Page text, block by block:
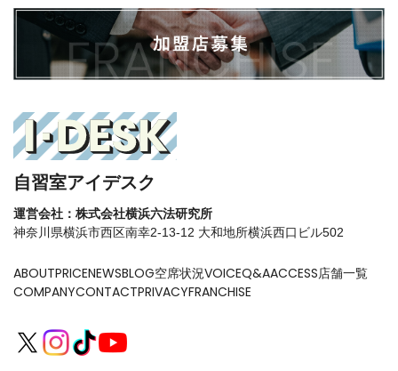
自習室アイデスク
運営会社：株式会社横浜六法研究所
神奈川県横浜市西区南幸2-13-12 大和地所横浜西口ビル502
ABOUTPRICENEWSBLOG空席状況VOICEQ&AACCESS店舗一覧
COMPANYCONTACTPRIVACYFRANCHISE